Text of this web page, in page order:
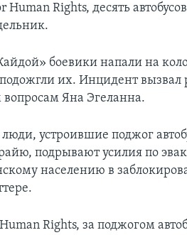
Rights, десять
боевики напали на
их. Инцидент вызвал
Яна Эгеланна.
устроившие поджог
подрывают усилия по
населению в
Rights, за поджогом